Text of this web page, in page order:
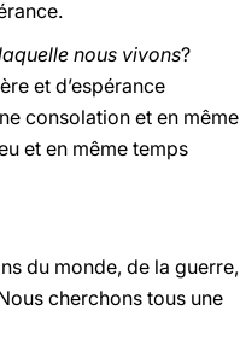
nous vivons?
et d’espérance
consolation et en même
et en même temps
du monde, de la guerre,
cherchons tous une